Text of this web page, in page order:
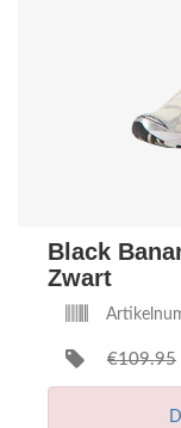
Black
Zwart
€109.95